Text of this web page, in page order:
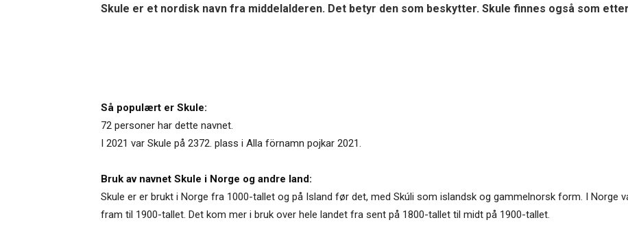
Skule er et nordisk navn fra middelalderen. Det betyr den som beskytter. Skule finnes også som
Så populært er Skule:
72 personer har dette navnet.
I 2021 var Skule på 2372. plass i Alla förnamn pojkar 2021.
Bruk av navnet Skule i Norge og andre land:
Skule er er brukt i Norge fra 1000-tallet og på Island før det, med Skúli som islandsk og gammelnorsk form. I Norge
fram til 1900-tallet. Det kom mer i bruk over hele landet fra sent på 1800-tallet til midt på 1900-tallet.